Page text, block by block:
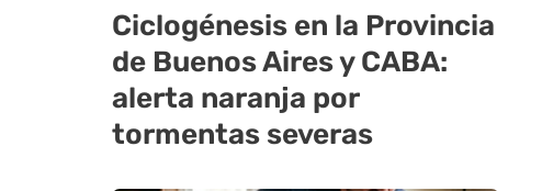
Ciclogénesis en la Provincia
de Buenos Aires y CABA:
alerta naranja por
tormentas severas